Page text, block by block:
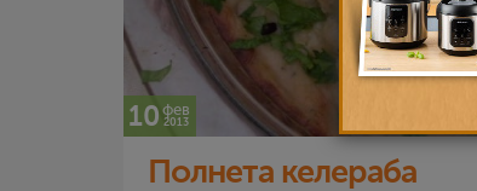
10 фев
2013
Полнета келераба